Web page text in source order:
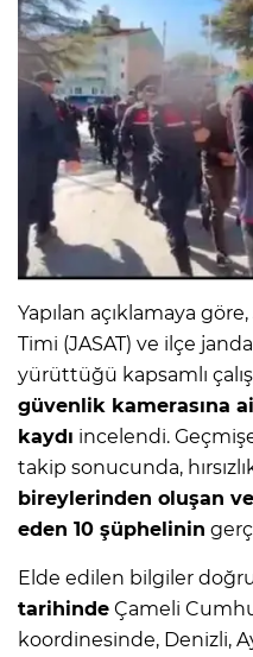
Yapılan açıklamaya
Timi (JASAT) ve ilçe
yürüttüğü kapsamlı
güvenlik kamerasına
kaydı incelendi.
takip sonucunda,
bireylerinden oluşan
eden 10 şüphelinin
Elde edilen bilgiler
tarihinde Çameli
koordinesinde, Denizli,